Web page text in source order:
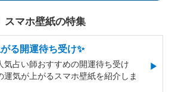
スマホ壁紙の特集
る開運待ち受け✨
気占い師おすすめの開運待ち受け
運気が上がるスマホ壁紙を紹介しま